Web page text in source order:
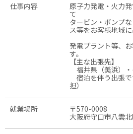
仕事内容
原子力発電・火力
て
タービン・ポンプ
ス等をお客様地域
発電プラント等、
す。
【主な出張先】
福井県（美浜）
宿泊を伴う出張で
担）
就業場所
〒570-0008
大阪府守口市八雲